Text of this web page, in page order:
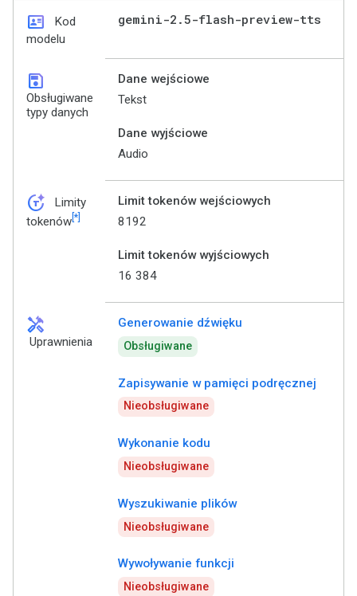
id_card
Kod
modelu
gemini-2 .5-flash-preview-tts
save
Obsługiwane
typy danych
Dane wejściowe
Tekst
Dane wyjściowe
Audio
token_auto
Limity
tokenów[*]
Limit tokenów wejściowych
8192
Limit tokenów wyjściowych
16 384
handyman
Uprawnienia
Generowanie dźwięku
Obsługiwane
Zapisywanie w pamięci podręcznej
Nieobsługiwane
Wykonanie kodu
Nieobsługiwane
Wyszukiwanie plików
Nieobsługiwane
Wywoływanie funkcji
Nieobsługiwane